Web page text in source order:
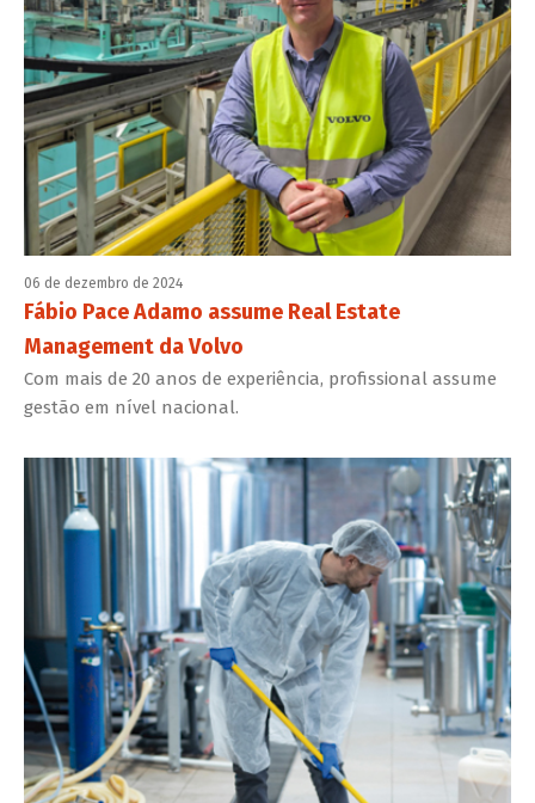
06 de dezembro de 2024
Fábio Pace Adamo assume Real Estate
Management da Volvo
Com mais de 20 anos de experiência, profissional assume
gestão em nível nacional.